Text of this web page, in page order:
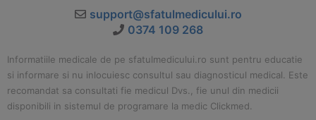
support@sfatulmedicului.ro
0374 109 268
Informatiile medicale de pe sfatulmedicului.ro sunt pentru educatie
si informare si nu inlocuiesc consultul sau diagnosticul medical. Este
recomandat sa consultati fie medicul Dvs., fie unul din medicii
disponibili in sistemul de programare la medic Clickmed.